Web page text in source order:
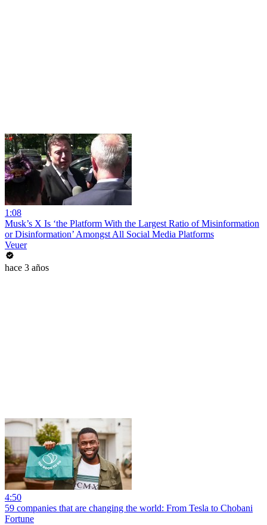
1:08
Musk’s X Is ‘the Platform With the Largest Ratio of Misinformation
or Disinformation’ Amongst All Social Media Platforms
Veuer
hace 3 años
4:50
59 companies that are changing the world: From Tesla to Chobani
Fortune